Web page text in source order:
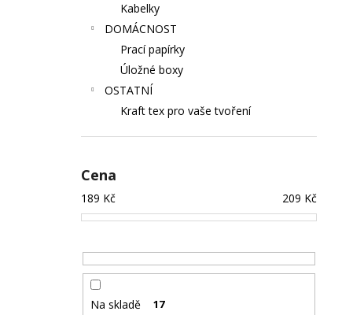
Kabelky
DOMÁCNOST
Prací papírky
Úložné boxy
OSTATNÍ
Kraft tex pro vaše tvoření
Cena
189 Kč 209 Kč
Na skladě 17